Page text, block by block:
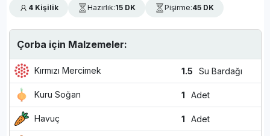
4 Kişilik Hazırlık:15 DK Pişirme:45 DK
Çorba için Malzemeler:
Kırmızı Mercimek 1.5 Su Bardağı
Kuru Soğan 1 Adet
Havuç 1 Adet